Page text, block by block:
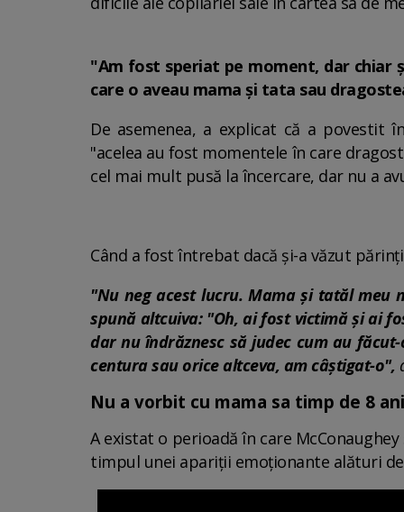
"Am fost speriat pe moment, dar chiar
care o aveau mama și tata sau
De asemenea, a explicat că a povestit
"acelea au fost momentele în care
cel mai mult pusă la încercare, dar nu a
Când a fost întrebat dacă și-a văzut
"Nu neg acest lucru. Mama și tatăl meu
spună altcuiva: "Oh, ai fost victimă și ai
dar nu îndrăznesc să judec cum au
centura sau orice altceva, am câștigat-o",
Nu a vorbit cu mama sa timp de 8 ani
A existat o perioadă în care
timpul unei apariții emoționante alături